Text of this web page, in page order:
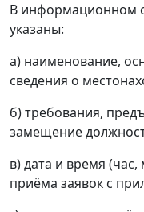
В информационном
указаны:
а) наименование,
сведения о
б) требования,
замещение
в) дата и время
приёма заявок с